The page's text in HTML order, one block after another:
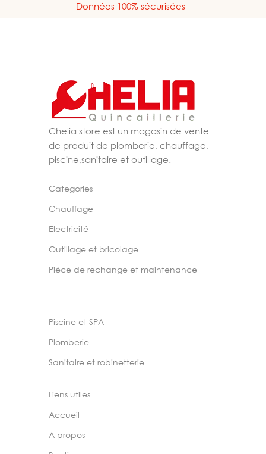
Données 100% sécurisées
Chelia store est un magasin de vente
de produit de plomberie, chauffage,
piscine,sanitaire et outillage.
Categories
Chauffage
Electricité
Outillage et bricolage
Pièce de rechange et maintenance
Piscine et SPA
Plomberie
Sanitaire et robinetterie
Liens utiles
Accueil
A propos